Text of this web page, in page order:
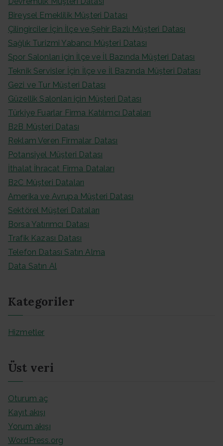
Bireysel Emeklilik Müşteri Datası
Çilingirciler İçin İlçe ve Şehir Bazlı Müşteri Datası
Sağlık Turizmi Yabancı Müşteri Datası
Spor Salonları için İlçe ve İl Bazında Müşteri Datası
Teknik Servisler İçin İlçe ve İl Bazında Müşteri Datası
Gezi ve Tur Müşteri Datası
Güzellik Salonları için Müşteri Datası
Türkiye Fuarlar Firma Katılımcı Dataları
B2B Müşteri Datası
Reklam Veren Firmalar Datası
Potansiyel Müşteri Datası
İthalat İhracat Firma Dataları
B2C Müşteri Dataları
Amerika ve Avrupa Müşteri Datası
Sektörel Müşteri Dataları
Borsa Yatırımcı Datası
Trafik Kazası Datası
Telefon Datası Satın Alma
Data Satın Al
Kategoriler
Hizmetler
Üst veri
Oturum aç
Kayıt akışı
Yorum akışı
WordPress.org